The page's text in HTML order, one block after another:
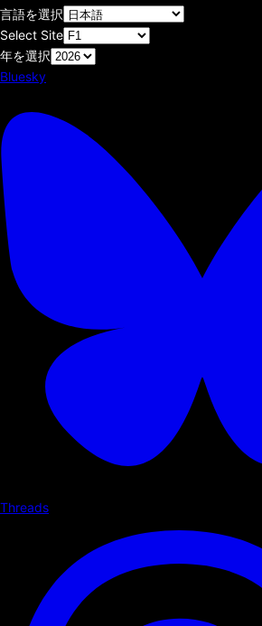
言語を選択
Select Site
年を選択
Bluesky
Threads